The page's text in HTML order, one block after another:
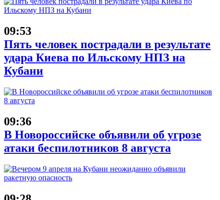
09:53
Пять человек пострадали в результате
удара Киева по Ильскому НПЗ на
Кубани
09:36
В Новороссийске объявили об угрозе
атаки беспилотников 8 августа